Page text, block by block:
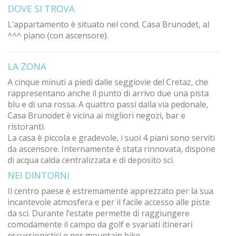
DOVE SI TROVA
L’appartamento è situato nel cond. Casa Brunodet, al
^^^ piano (con ascensore).
LA ZONA
A cinque minuti a piedi dalle seggiovie del Cretaz, che
rappresentano anche il punto di arrivo due una pista
blu e di una rossa. A quattro passi dalla via pedonale,
Casa Brunodet è vicina ai migliori negozi, bar e
ristoranti.
La casa è piccola e gradevole, i suoi 4 piani sono serviti
da ascensore. Internamente è stata rinnovata, dispone
di acqua calda centralizzata e di deposito sci.
NEI DINTORNI
Il centro paese è estremamente apprezzato per la sua
incantevole atmosfera e per il facile accesso alle piste
da sci. Durante l’estate permette di raggiungere
comodamente il campo da golf e svariati itinerari